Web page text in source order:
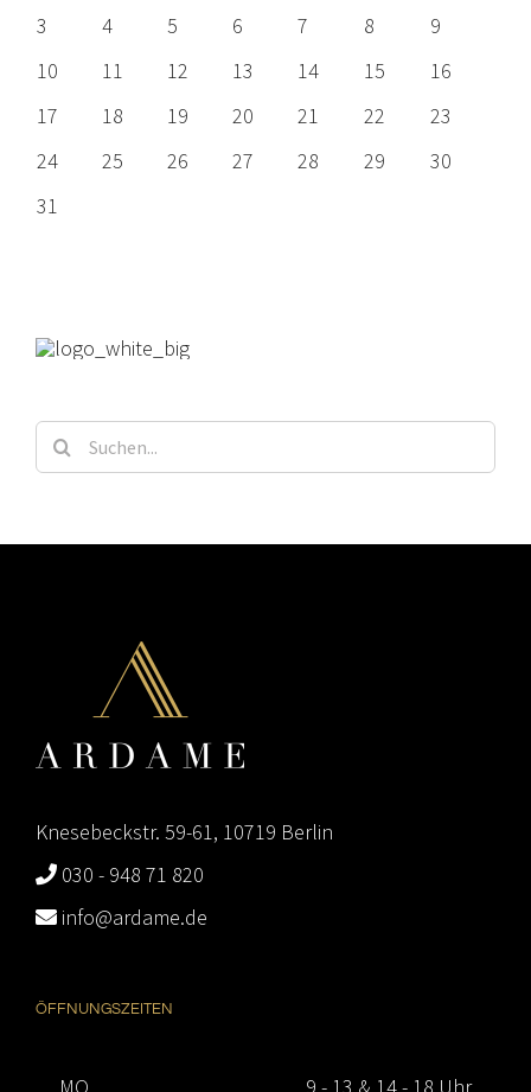
3
4 5 6 7 8
9
10
11 12 13 14 15
16
17
18 19 20 21 22
23
24
25 26 27 28 29
30
31
Suche
Knesebeckstr. 59-61, 10719 Berlin
030 - 948 71 820
info@ardame.de
ÖFFNUNGSZEITEN
MO 9 - 13 & 14 - 18 Uhr